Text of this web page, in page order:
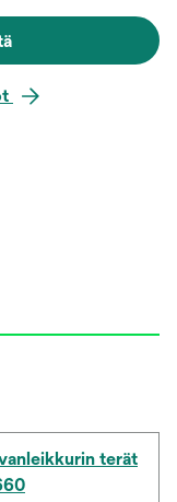
terät